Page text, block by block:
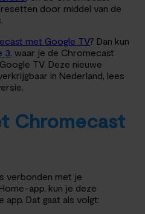
door middel van de
met Google TV? Dan kun
3, waar je de Chromecast
TV. Deze nieuwe
in Nederland, lees
Chromecast
verbonden met je
app, kun je deze
Dat gaat als volgt: